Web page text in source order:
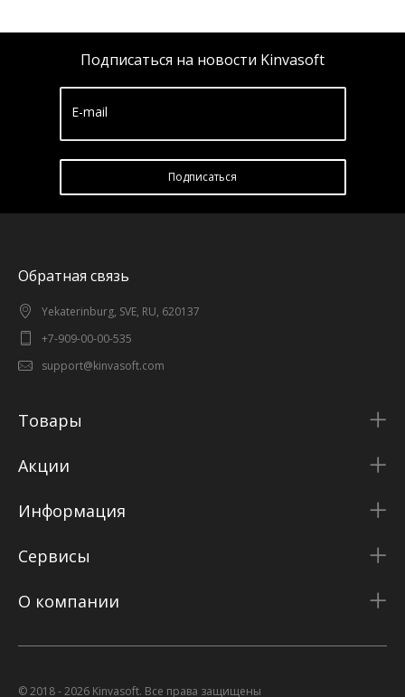
Подписаться на новости Kinvasoft
E-mail
Подписатьcя
Обратная связь
Yekaterinburg, SVE, RU, 620137
+7-909-00-00-535
support@kinvasoft.com
Товары
Акции
Информация
Сервисы
О компании
© 2018 - 2026 Kinvasoft. Все права защищены